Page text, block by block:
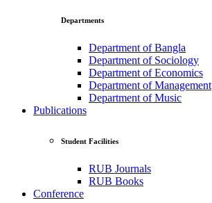
Departments
Department of Bangla
Department of Sociology
Department of Economics
Department of Management
Department of Music
Publications
Student Facilities
RUB Journals
RUB Books
Conference